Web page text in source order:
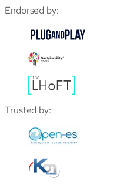
Endorsed by:
Trusted by: